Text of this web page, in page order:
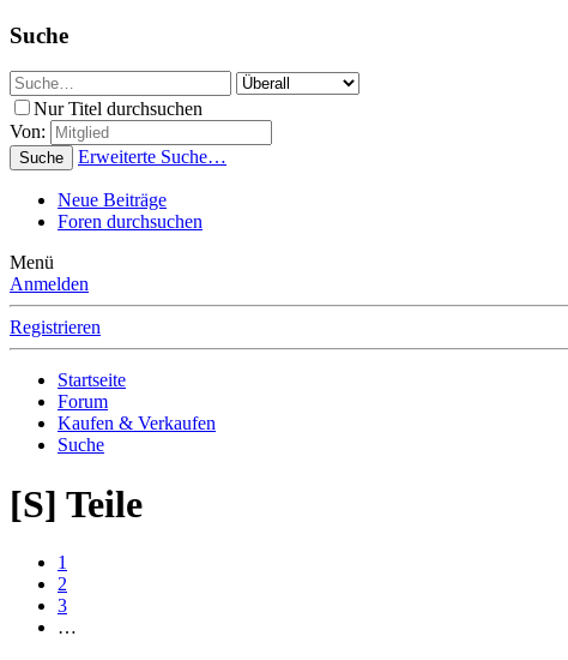
Suche
Nur Titel durchsuchen
Von:
Suche Erweiterte Suche…
Neue Beiträge
Foren durchsuchen
Menü
Anmelden
Registrieren
Startseite
Forum
Kaufen & Verkaufen
Suche
[S] Teile
1
2
3
…